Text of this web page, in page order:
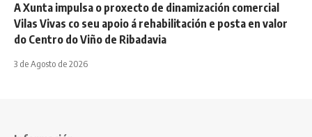
A Xunta impulsa o proxecto de dinamización comercial
Vilas Vivas co seu apoio á rehabilitación e posta en valor
do Centro do Viño de Ribadavia
3 de Agosto de 2026